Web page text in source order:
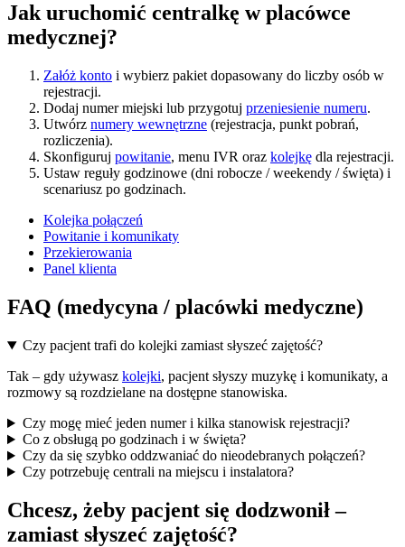
Jak uruchomić centralkę w placówce
medycznej?
Załóż konto i wybierz pakiet dopasowany do liczby osób w
rejestracji.
Dodaj numer miejski lub przygotuj przeniesienie numeru.
Utwórz numery wewnętrzne (rejestracja, punkt pobrań,
rozliczenia).
Skonfiguruj powitanie, menu IVR oraz kolejkę dla rejestracji.
Ustaw reguły godzinowe (dni robocze / weekendy / święta) i
scenariusz po godzinach.
Kolejka połączeń
Powitanie i komunikaty
Przekierowania
Panel klienta
FAQ (medycyna / placówki medyczne)
Czy pacjent trafi do kolejki zamiast słyszeć zajętość?
Tak – gdy używasz kolejki, pacjent słyszy muzykę i komunikaty, a
rozmowy są rozdzielane na dostępne stanowiska.
Czy mogę mieć jeden numer i kilka stanowisk rejestracji?
Co z obsługą po godzinach i w święta?
Czy da się szybko oddzwaniać do nieodebranych połączeń?
Czy potrzebuję centrali na miejscu i instalatora?
Chcesz, żeby pacjent się dodzwonił –
zamiast słyszeć zajętość?